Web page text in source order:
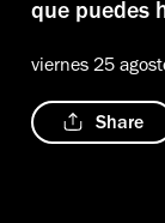
que puedes
viernes 25
Share